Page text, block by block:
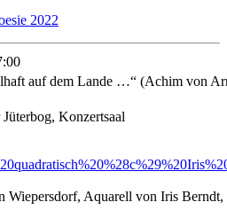
2022
auf dem Lande …“ (Achim von
Konzertsaal
Wiepersdorf, Aquarell von Iris Berndt,